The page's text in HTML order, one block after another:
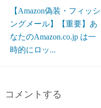
【Amazon偽装・フィッシ
ングメール】【重要】あ
なたのAmazon.co.jp は一
時的にロッ...
コメントする